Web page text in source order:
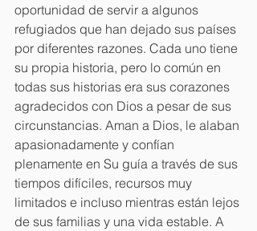
oportunidad de servir a algunos
refugiados que han dejado sus países
por diferentes razones. Cada uno tiene
su propia historia, pero lo común en
todas sus historias era sus corazones
agradecidos con Dios a pesar de sus
circunstancias. Aman a Dios, le alaban
apasionadamente y confían
plenamente en Su guía a través de sus
tiempos difíciles, recursos muy
limitados e incluso mientras están lejos
de sus familias y una vida estable. A